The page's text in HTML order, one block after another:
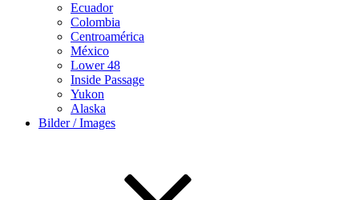
Ecuador
Colombia
Centroamérica
México
Lower 48
Inside Passage
Yukon
Alaska
Bilder / Images